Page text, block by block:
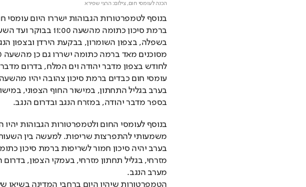
הכנה לעומסי חום,צילום: הרצי שפירא
בספר מדבר יהודה, במזרח הנגב ובדרום הנגב.
מערב הנגב.